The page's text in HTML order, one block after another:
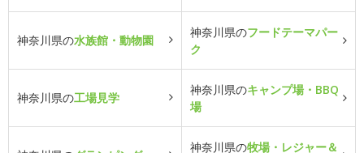
神奈川県の水族館・動物園
神奈川県のフードテーマパー
ク
神奈川県の工場見学
神奈川県のキャンプ場・BBQ
場
神奈川県の牧場・レジャー＆